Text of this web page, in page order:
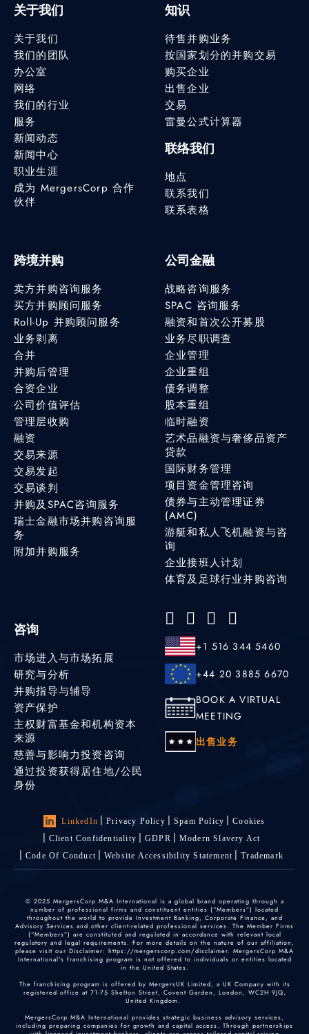
关于我们
关于我们
我们的团队
办公室
网络
我们的行业
服务
新闻动态
新闻中心
职业生涯
成为 MergersCorp 合作
伙伴
知识
待售并购业务
按国家划分的并购交易
购买企业
出售企业
交易
雷曼公式计算器
联络我们
地点
联系我们
联系表格
跨境并购
卖方并购咨询服务
买方并购顾问服务
Roll-Up 并购顾问服务
业务剥离
合并
并购后管理
合资企业
公司价值评估
管理层收购
融资
交易来源
交易发起
交易谈判
并购及SPAC咨询服务
瑞士金融市场并购咨询服
务
附加并购服务
公司金融
战略咨询服务
SPAC 咨询服务
融资和首次公开募股
业务尽职调查
企业管理
企业重组
债务调整
股本重组
临时融资
艺术品融资与奢侈品资产
贷款
国际财务管理
项目资金管理咨询
债券与主动管理证券
(AMC)
游艇和私人飞机融资与咨
询
企业接班人计划
体育及足球行业并购咨询
咨询
市场进入与市场拓展
研究与分析
并购指导与辅导
资产保护
主权财富基金和机构资本
来源
慈善与影响力投资咨询
通过投资获得居住地/公民
身份
+1 516 344 5460
+44 20 3885 6670
BOOK A VIRTUAL
MEETING
出售业务
LinkedIn Privacy Policy Spam Policy
Cookies
Client Confidentiality
GDPR
Modern Slavery Act
Code Of Conduct
Website Accessibility Statement Trademark
© 2025 MergersCorp M&A International is a global brand operating through a
number of professional firms and constituent entities (“Members”) located
throughout the world to provide Investment Banking, Corporate Finance, and
Advisory Services and other client-related professional services. The Member Firms
(“Members”) are constituted and regulated in accordance with relevant local
regulatory and legal requirements. For more details on the nature of our affiliation,
please visit our Disclaimer: https://mergerscorp.com/disclaimer. MergersCorp M&A
International's franchising program is not offered to individuals or entities located
in the United States.
The franchising program is offered by MergersUK Limited, a UK Company with its
registered office at 71-75 Shelton Street, Covent Garden, London, WC2H 9JQ,
United Kingdom.
MergersCorp M&A International provides strategic business advisory services,
including preparing companies for growth and capital access. Through partnerships